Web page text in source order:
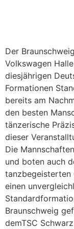
Der
Volkswagen
diesjährigen
Formationen
bereits am
den besten
tänzerische
dieser
Die
und boten auch
tanzbegeisterten
einen
Braunschweig
demTSC